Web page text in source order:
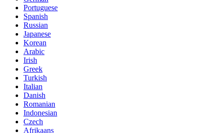
Portuguese
Spanish
Russian
Japanese
Korean
Arabic
Irish
Greek
Turkish
Italian
Danish
Romanian
Indonesian
Czech
Afrikaans